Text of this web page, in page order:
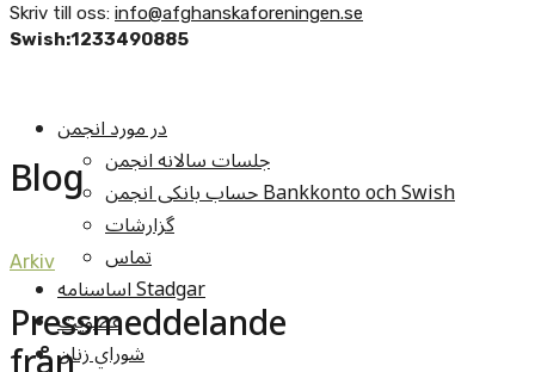
Skriv till oss: info@afghanskaforeningen.se
Swish:1233490885
در مورد انجمن
جلسات سالانه انجمن
حساب بانکی انجمن Bankkonto och Swish
گزارشات
تماس
اساسنامه Stadgar
عضویت
شوراي زنان
Blog
Arkiv
Pressmeddelande